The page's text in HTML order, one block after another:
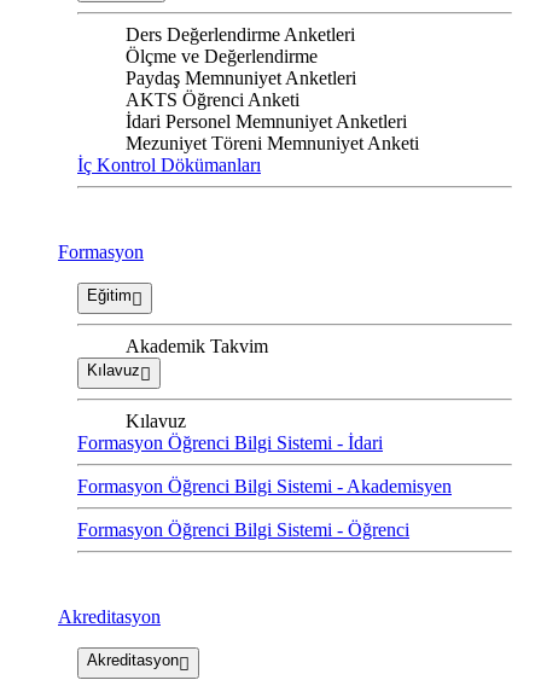
Ders Değerlendirme Anketleri
Ölçme ve Değerlendirme
Paydaş Memnuniyet Anketleri
AKTS Öğrenci Anketi
İdari Personel Memnuniyet Anketleri
Mezuniyet Töreni Memnuniyet Anketi
İç Kontrol Dökümanları
Formasyon
Eğitim
Akademik Takvim
Kılavuz
Kılavuz
Formasyon Öğrenci Bilgi Sistemi - İdari
Formasyon Öğrenci Bilgi Sistemi - Akademisyen
Formasyon Öğrenci Bilgi Sistemi - Öğrenci
Akreditasyon
Akreditasyon